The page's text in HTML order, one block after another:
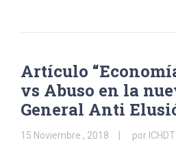
Artículo
vs Abuso en la
General Anti
15 Noviembre , 2018 por ICHDT